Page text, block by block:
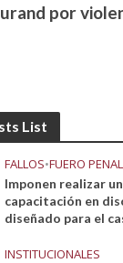
por
List
FALLOS•FUERO PENAL
Imponen realizar
capacitación en
diseñado para el
INSTITUCIONALES